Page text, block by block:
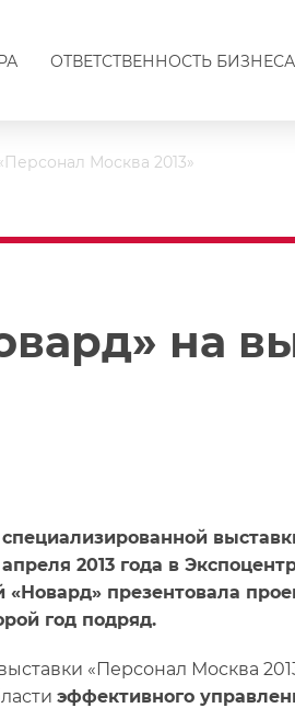
ОТВЕТСТВЕННОСТЬ БИЗНЕСА
Москва 2013»
на
2013 года в
«Новард» презентовала
год подряд.
«Персонал Москва
эффективного